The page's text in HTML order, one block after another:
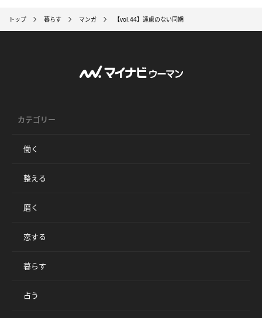
トップ 暮らす マンガ 【vol.44】遠慮のない同期
カテゴリー
働く
整える
磨く
恋する
暮らす
占う